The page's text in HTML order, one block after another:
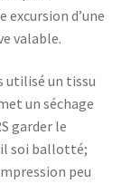
excursion d’une
valable.
utilisé un tissu
un séchage
garder le
soi ballotté;
peu